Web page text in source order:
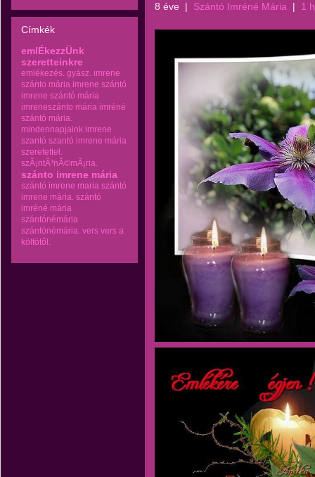
Címkék
emlÉkezzÜnk
szeretteinkre
emlékezés. gyász. imrene
szánto mária imrene szántó
imrene szántó mária
imreneszánto mária imréné
szántó mária.
mindennapjaink imrene
szantó szantó imrene mária
szeretettel.
szÃ¡ntÃ³nÃ©mÃ¡ria.
szánto imrene mária
szántó imrene maria szántó
imrene mária. szántó
imréné mária
szántónémária
szántónémária. vers vers a
költötől.
8 éve | Szántó Imréné Mária | 1